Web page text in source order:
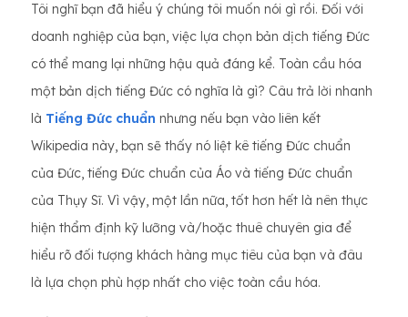
Tôi nghĩ bạn đã hiểu ý chúng tôi muốn nói gì rồi. Đối với
doanh nghiệp của bạn, việc lựa chọn bản dịch tiếng Đức
có thể mang lại những hậu quả đáng kể. Toàn cầu hóa
một bản dịch tiếng Đức có nghĩa là gì? Câu trả lời nhanh
là Tiếng Đức chuẩn nhưng nếu bạn vào liên kết
Wikipedia này, bạn sẽ thấy nó liệt kê tiếng Đức chuẩn
của Đức, tiếng Đức chuẩn của Áo và tiếng Đức chuẩn
của Thụy Sĩ. Vì vậy, một lần nữa, tốt hơn hết là nên thực
hiện thẩm định kỹ lưỡng và/hoặc thuê chuyên gia để
hiểu rõ đối tượng khách hàng mục tiêu của bạn và đâu
là lựa chọn phù hợp nhất cho việc toàn cầu hóa.